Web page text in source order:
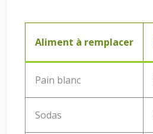
Aliment à remplacer
Pain blanc
Sodas